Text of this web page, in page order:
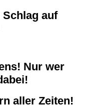
Schlag auf
Nur wer
aller Zeiten!